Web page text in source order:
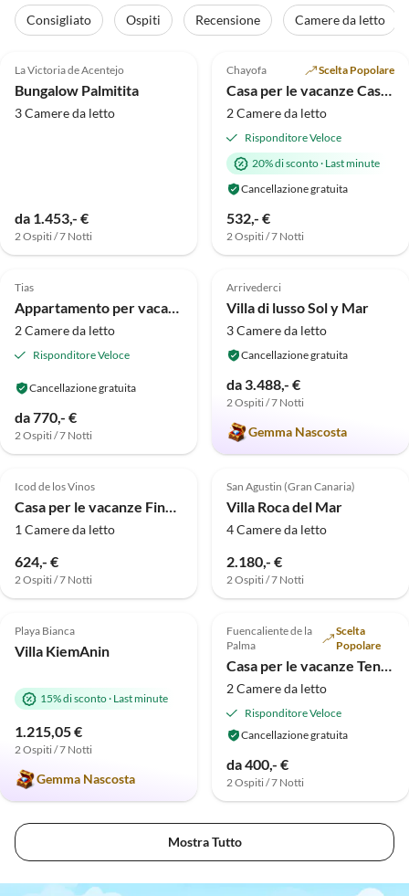
Consigliato Ospiti Recensione Camere da letto
Super ospite
Annuncio in
Alto
La Victoria de Acentejo
Bungalow Palmitita
3 Camere da letto
da 1.453,- €
2 Ospiti / 7 Notti
Annuncio in
Alto
Chayofa Scelta Popolare
Casa per le vacanze Casa Paraiso
2 Camere da letto
Risponditore Veloce
20% di sconto· Last minute
Cancellazione gratuita
532,- €
2 Ospiti / 7 Notti
Alto
4.9 (9)
Tias
Appartamento per vacanze Villa la Vega
2 Camere da letto
Risponditore Veloce
Cancellazione gratuita
da 770,- €
2 Ospiti / 7 Notti
Alto
5.0 (8)
Arrivederci
Villa di lusso Sol y Mar
3 Camere da letto
Cancellazione gratuita
da 3.488,- €
2 Ospiti / 7 Notti
Gemma Nascosta
Alto
4.7 (4)
Icod de los Vinos
Casa per le vacanze Finca Vista bonita - Casa Vista
1 Camere da letto
624,- €
2 Ospiti / 7 Notti
Alto
4.4 (4)
San Agustin (Gran Canaria)
Villa Roca del Mar
4 Camere da letto
2.180,- €
2 Ospiti / 7 Notti
Alto
5.0 (2)
Playa Bianca
Villa KiemAnin
15% di sconto· Last minute
1.215,05 €
2 Ospiti / 7 Notti
Gemma Nascosta
Alto
Fuencaliente de la
Palma
Scelta
Popolare
Casa per le vacanze Tenuta nel sud dell'isola
2 Camere da letto
Risponditore Veloce
Cancellazione gratuita
da 400,- €
2 Ospiti / 7 Notti
Mostra Tutto